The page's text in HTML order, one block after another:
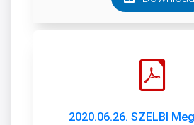
2020.06.26. SZELBI